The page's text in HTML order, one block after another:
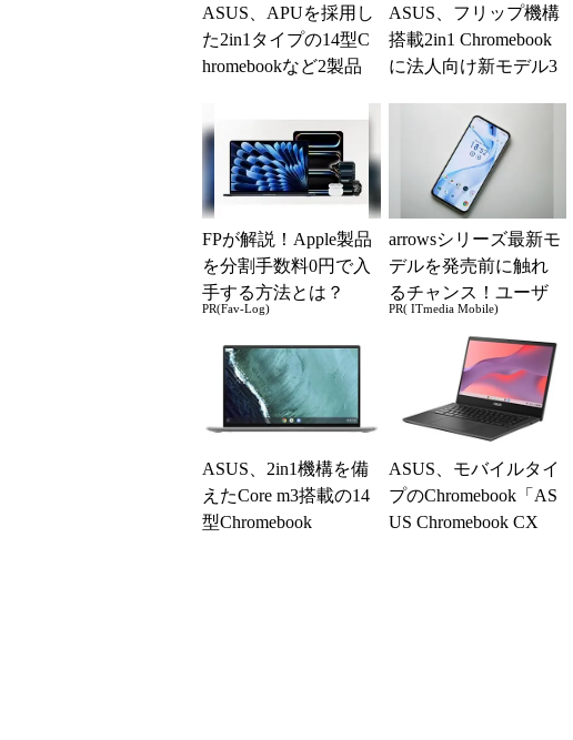
ASUS、APUを採用し
た2in1タイプの14型C
hromebookなど2製品
ASUS、フリップ機構
搭載2in1 Chromebook
に法人向け新モデル3
FPが解説！Apple製品
を分割手数料0円で入
手する方法とは？
PR(Fav-Log)
arrowsシリーズ最新モ
デルを発売前に触れ
るチャンス！ユーザ
ー座談会開催
PR( ITmedia Mobile)
ASUS、2in1機構を備
えたCore m3搭載の14
型Chromebook
ASUS、モバイルタイ
プのChromebook「AS
US Chromebook CX